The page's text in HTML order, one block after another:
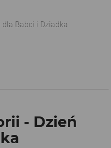
dla Babci i Dziadka
- Dzień